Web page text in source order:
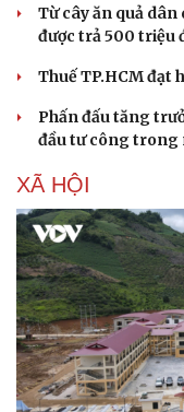
Từ cây ăn quả
được trả 500 triệu
Thuế TP.HCM đạt
Phấn đấu tăng
đầu tư công trong
XÃ HỘI